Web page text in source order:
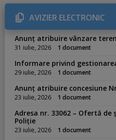
r
i
e
s
AVIZIER ELECTRONIC
Anunț atribuire vânzare
31 iulie, 2026 1 document
Informare privind
29 iulie, 2026 1 document
Anunț atribuire concesiune
23 iulie, 2026 1 document
Adresa nr. 33062 – Ofertă de
Poliție
23 iulie, 2026 1 document